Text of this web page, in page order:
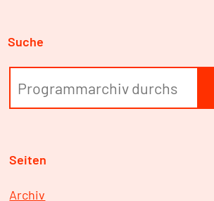
Suche
Seiten
Archiv